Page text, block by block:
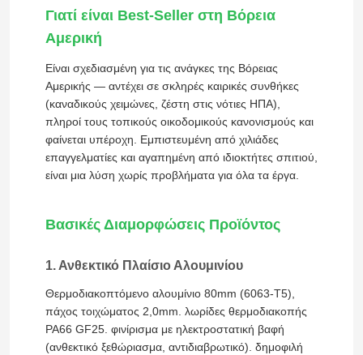
Γιατί είναι Best-Seller στη Βόρεια
Αμερική
Είναι σχεδιασμένη για τις ανάγκες της Βόρειας
Αμερικής — αντέχει σε σκληρές καιρικές συνθήκες
(καναδικούς χειμώνες, ζέστη στις νότιες ΗΠΑ),
πληροί τους τοπικούς οικοδομικούς κανονισμούς και
φαίνεται υπέροχη. Εμπιστευμένη από χιλιάδες
επαγγελματίες και αγαπημένη από ιδιοκτήτες σπιτιού,
είναι μια λύση χωρίς προβλήματα για όλα τα έργα.
Βασικές Διαμορφώσεις Προϊόντος
1. Ανθεκτικό Πλαίσιο Αλουμινίου
Θερμοδιακοπτόμενο αλουμίνιο 80mm (6063-T5),
πάχος τοιχώματος 2,0mm. λωρίδες θερμοδιακοπής
PA66 GF25. φινίρισμα με ηλεκτροστατική βαφή
(ανθεκτικό ξεθώριασμα, αντιδιαβρωτικό). δημοφιλή